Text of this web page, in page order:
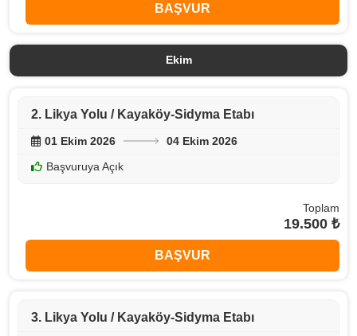
BAŞVUR
Ekim
2. Likya Yolu / Kayaköy-Sidyma Etabı
01 Ekim 2026
04 Ekim 2026
Başvuruya Açık
Toplam
19.500 ₺
BAŞVUR
3. Likya Yolu / Kayaköy-Sidyma Etabı